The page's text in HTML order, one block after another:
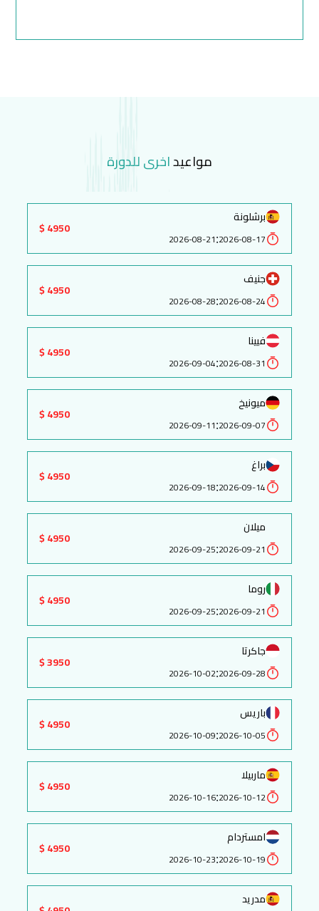
مواعيداخرى للدورة
برشلونة
2026-08-17
:
2026-08-21
4950 $
جنيف
2026-08-24
:
2026-08-28
4950 $
فيينا
2026-08-31
:
2026-09-04
4950 $
ميونيخ
2026-09-07
:
2026-09-11
4950 $
براغ
2026-09-14
:
2026-09-18
4950 $
ميلان
2026-09-21
:
2026-09-25
4950 $
روما
2026-09-21
:
2026-09-25
4950 $
جاكرتا
2026-09-28
:
2026-10-02
3950 $
باريس
2026-10-05
:
2026-10-09
4950 $
ماربيلا
2026-10-12
:
2026-10-16
4950 $
امستردام
2026-10-19
:
2026-10-23
4950 $
مدريد